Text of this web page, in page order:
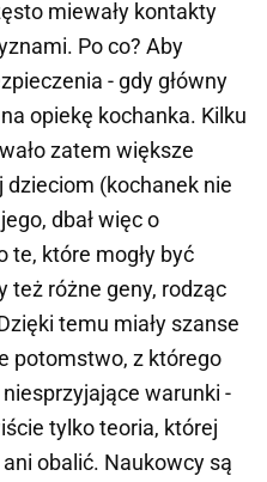
miewały kontakty
Po co? Aby
- gdy główny
opiekę kochanka. Kilku
zatem większe
dzieciom (kochanek nie
dbał więc o
te, które mogły być
też różne geny, rodząc
temu miały szanse
potomstwo, z którego
warunki -
tylko teoria, której
obalić. Naukowcy są